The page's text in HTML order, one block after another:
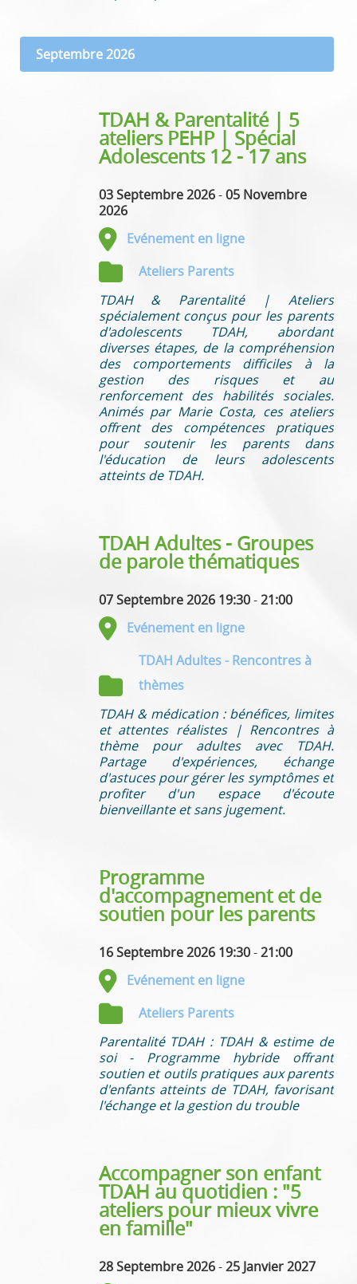
Septembre 2026
TDAH & Parentalité | 5
ateliers PEHP | Spécial
Adolescents 12 - 17 ans
03 Septembre 2026 -05 Novembre
2026
Evénement en ligne
Ateliers Parents
TDAH & Parentalité | Ateliers
spécialement conçus pour les parents
d'adolescents TDAH, abordant
diverses étapes, de la compréhension
des comportements difficiles à la
gestion des risques et au
renforcement des habilités sociales.
Animés par Marie Costa, ces ateliers
offrent des compétences pratiques
pour soutenir les parents dans
l'éducation de leurs adolescents
atteints de TDAH.
TDAH Adultes - Groupes
de parole thématiques
07 Septembre 2026 19:30 -21:00
Evénement en ligne
TDAH Adultes - Rencontres à
thèmes
TDAH & médication : bénéfices, limites
et attentes réalistes | Rencontres à
thème pour adultes avec TDAH.
Partage d'expériences, échange
d'astuces pour gérer les symptômes et
profiter d'un espace d'écoute
bienveillante et sans jugement.
Programme
d'accompagnement et de
soutien pour les parents
16 Septembre 2026 19:30 -21:00
Evénement en ligne
Ateliers Parents
Parentalité TDAH : TDAH & estime de
soi - Programme hybride offrant
soutien et outils pratiques aux parents
d'enfants atteints de TDAH, favorisant
l'échange et la gestion du trouble
Accompagner son enfant
TDAH au quotidien : "5
ateliers pour mieux vivre
en famille"
28 Septembre 2026 -25 Janvier 2027